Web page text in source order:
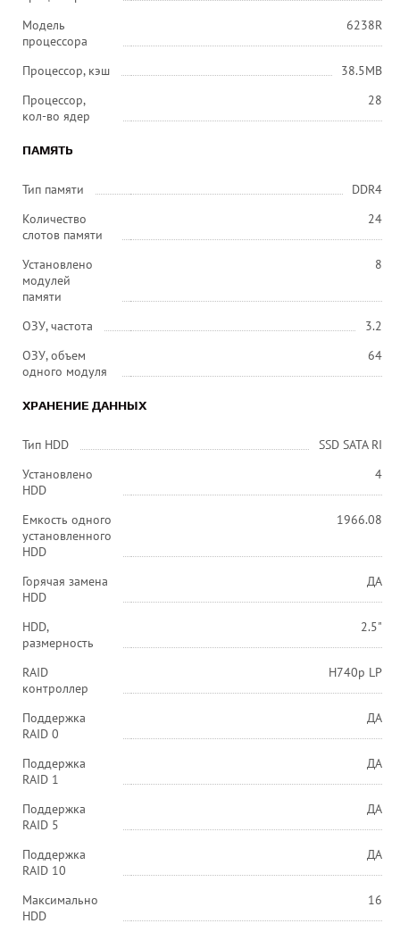
Модель
процессора
6238R
Процессор, кэш
38.5MB
Процессор,
кол-во ядер
28
ПАМЯТЬ
Тип памяти
DDR4
Количество
слотов памяти
24
Установлено
модулей
памяти
8
ОЗУ, частота
3.2
ОЗУ, объем
одного модуля
64
ХРАНЕНИЕ ДАННЫХ
Тип HDD
SSD SATA RI
Установлено
HDD
4
Емкость одного
установленного
HDD
1966.08
Горячая замена
HDD
ДА
HDD,
размерность
2.5"
RAID
контроллер
H740p LP
Поддержка
RAID 0
ДА
Поддержка
RAID 1
ДА
Поддержка
RAID 5
ДА
Поддержка
RAID 10
ДА
Максимально
HDD
16